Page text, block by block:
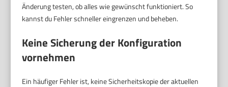
Änderung testen, ob alles wie gewünscht funktioniert. So
kannst du Fehler schneller eingrenzen und beheben.
Keine Sicherung der Konfiguration
vornehmen
Ein häufiger Fehler ist, keine Sicherheitskopie der aktuellen